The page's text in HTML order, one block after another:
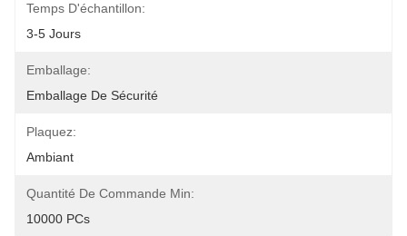
Temps D'échantillon:
3-5 Jours
Emballage:
Emballage De Sécurité
Plaquez:
Ambiant
Quantité De Commande Min:
10000 PCs